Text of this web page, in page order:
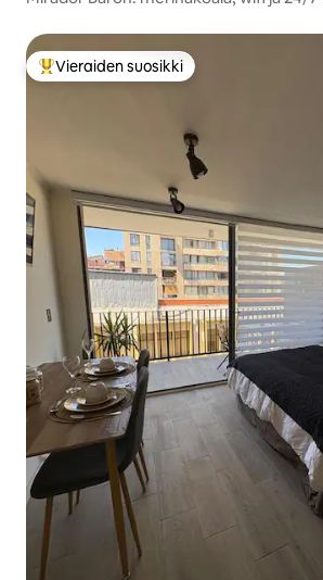
Vieraiden suosikkien parhaimmistoa
Vieraiden suosikki